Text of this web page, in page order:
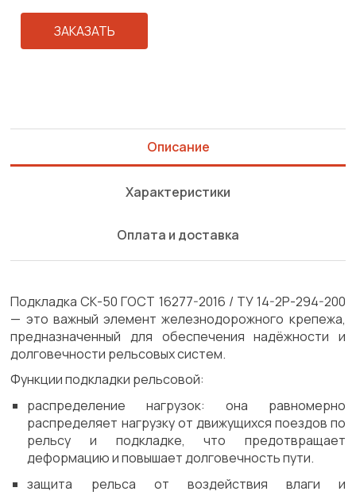
ЗАКАЗАТЬ
Описание
Характеристики
Оплата и доставка
Подкладка СК-50 ГОСТ 16277-2016 / ТУ 14-2Р-294-200
— это важный элемент железнодорожного крепежа,
предназначенный для обеспечения надёжности и
долговечности рельсовых систем.
Функции подкладки рельсовой:
распределение нагрузок: она равномерно
распределяет нагрузку от движущихся поездов по
рельсу и подкладке, что предотвращает
деформацию и повышает долговечность пути.
защита рельса от воздействия влаги и